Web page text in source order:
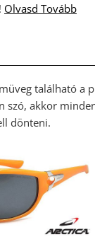
Olvasd Tovább
található a
szó, akkor
dönteni.